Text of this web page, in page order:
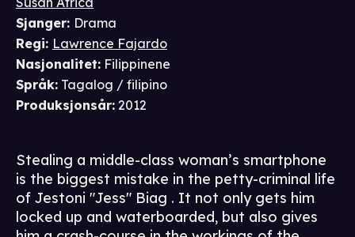
Sjanger: Drama
Regi: Lawrence Fajardo
Nasjonalitet: Filippinene
Språk: Tagalog / filipino
Produksjonsår: 2012
Stealing a middle-class woman’s smartphone
is the biggest mistake in the petty-criminal life
of Jestoni "Jess" Biag . It not only gets him
locked up and waterboarded, but also gives